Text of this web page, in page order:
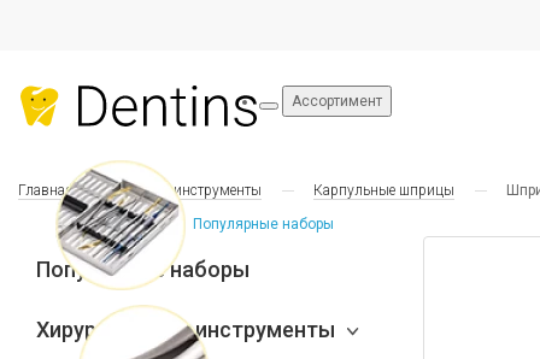
Ассортимент
Популярные наборы
Главная Общие инструменты Карпульные шприцы
Популярные наборы
Хирургические инструменты